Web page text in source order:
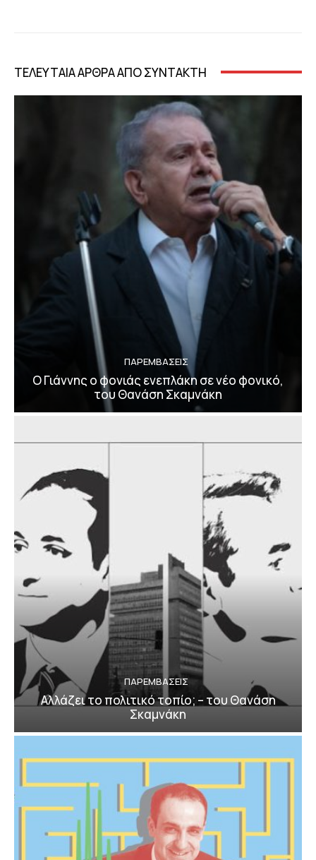
ΤΕΛΕΥΤΑΙΑ ΑΡΘΡΑ ΑΠΟ ΣΥΝΤΑΚΤΗ
ΠΑΡΕΜΒΑΣΕΙΣ
Ο Γιάννης ο φονιάς ενεπλάκη σε νέο φονικό,
του Θανάση Σκαμνάκη
ΠΑΡΕΜΒΑΣΕΙΣ
Αλλάζει το πολιτικό τοπίο; – του Θανάση
Σκαμνάκη